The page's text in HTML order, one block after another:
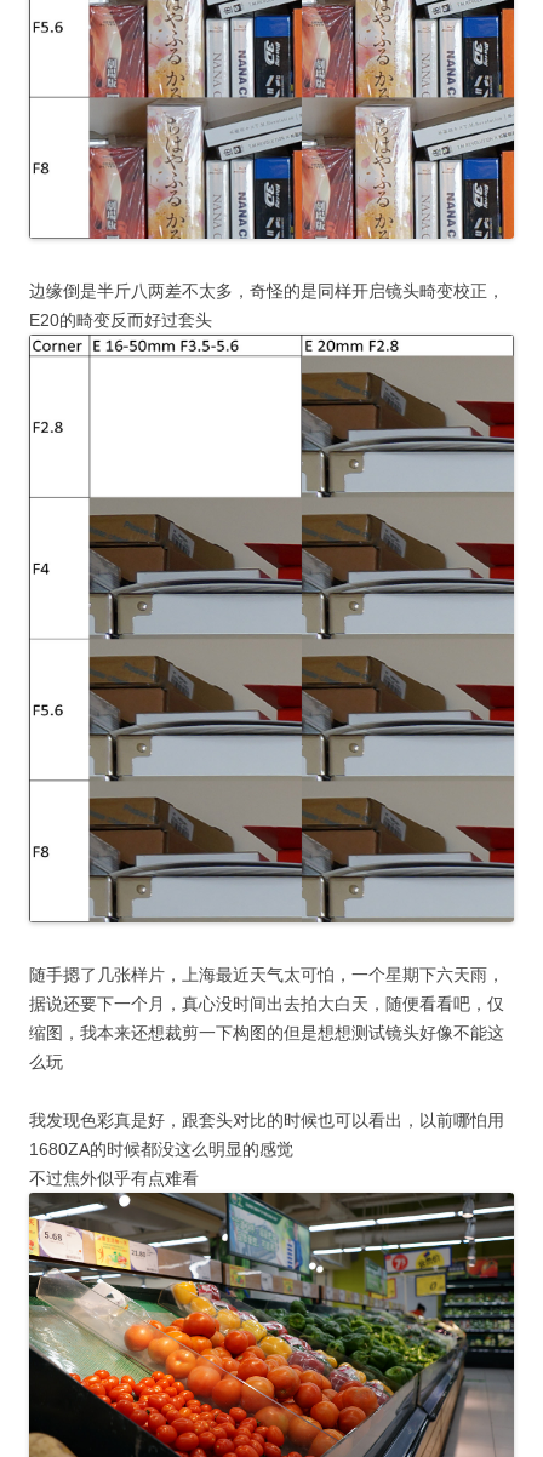
边缘倒是半斤八两差不太多，奇怪的是同样开启镜头畸变校正，
E20的畸变反而好过套头
随手摁了几张样片，上海最近天气太可怕，一个星期下六天雨，
据说还要下一个月，真心没时间出去拍大白天，随便看看吧，仅
缩图，我本来还想裁剪一下构图的但是想想测试镜头好像不能这
么玩
我发现色彩真是好，跟套头对比的时候也可以看出，以前哪怕用
1680ZA的时候都没这么明显的感觉
不过焦外似乎有点难看